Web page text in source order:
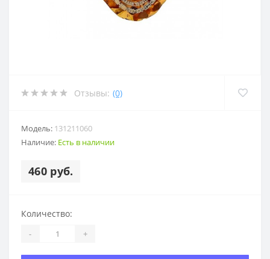
Отзывы: (0)
Модель: 131211060
Наличие: Есть в наличии
460 руб.
Количество:
- +